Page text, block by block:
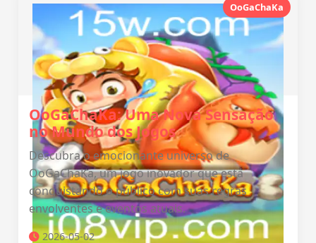
OoGaChaKa
OoGaChaKa: Uma Nova Sensação
no Mundo dos Jogos
Descubra o emocionante universo de
OoGaChaKa, um jogo inovador que está
conquistando o público com suas regras
envolventes e eventos atuais.
2026-05-02